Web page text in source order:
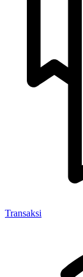
Transaksi